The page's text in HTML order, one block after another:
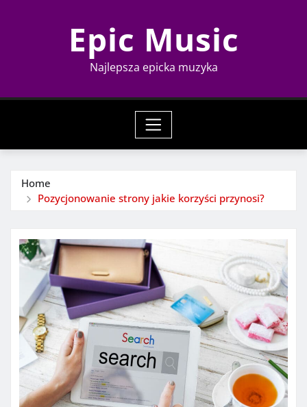
Epic Music
Najlepsza epicka muzyka
Home
Pozycjonowanie strony jakie korzyści przynosi?